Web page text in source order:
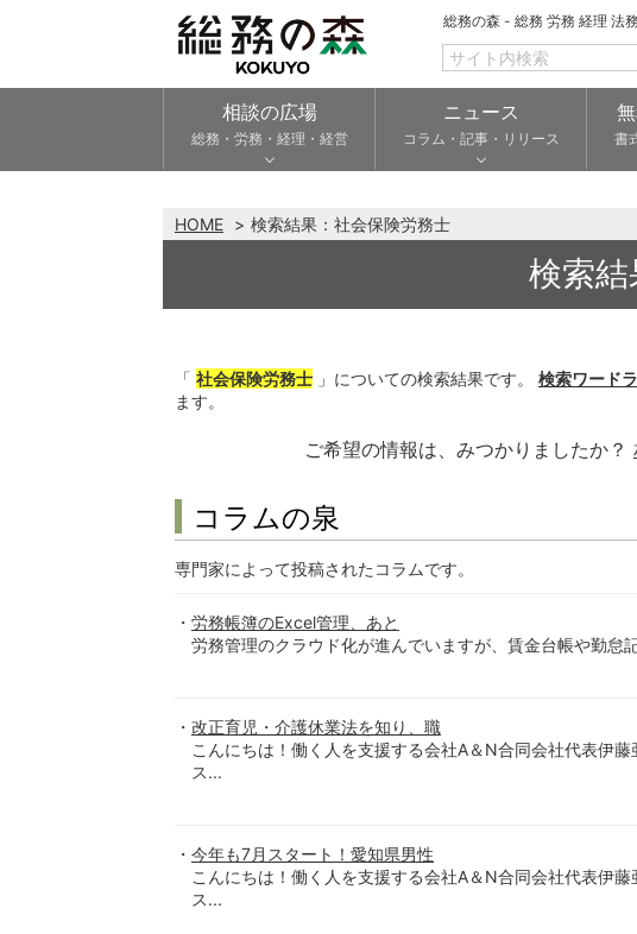
総務の森 - 総務 労務 経理 法
相談の広場
総務・労務・経理・経営
ニュース
コラム・記事・リリース 書
HOME 検索結果： 社会保険労務士
検索結
「 社会保険労務士 」についての検索結果です。 検索ワード
ます。
ご希望の情報は、みつかりましたか？
コラムの泉
専門家によって投稿されたコラムです。
労務帳簿のExcel管理、あと
労務管理のクラウド化が進んでいますが、賃金台帳や勤怠
改正育児・介護休業法を知り、職
こんにちは！働く人を支援する会社A＆N合同会社代表伊
ス...
今年も7月スタート！愛知県男性
こんにちは！働く人を支援する会社A＆N合同会社代表伊
ス...